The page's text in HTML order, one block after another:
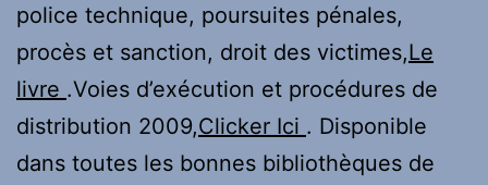
police technique, poursuites pénales,
procès et sanction, droit des victimes,Le
livre .Voies d’exécution et procédures de
distribution 2009,Clicker Ici . Disponible
dans toutes les bonnes bibliothèques de